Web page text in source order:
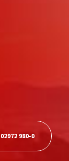
02972 980-0